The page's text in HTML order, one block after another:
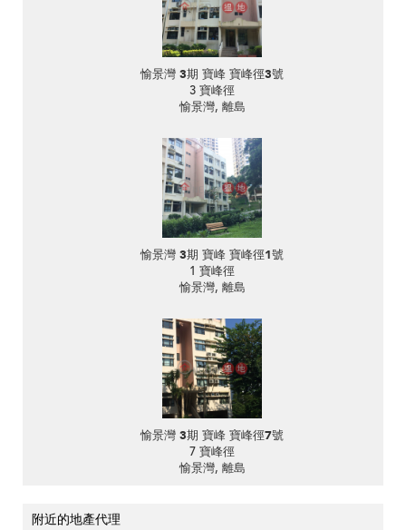
愉景灣 3期 寶峰 寶峰徑3號
3 寶峰徑
愉景灣, 離島
愉景灣 3期 寶峰 寶峰徑1號
1 寶峰徑
愉景灣, 離島
愉景灣 3期 寶峰 寶峰徑7號
7 寶峰徑
愉景灣, 離島
附近的地產代理